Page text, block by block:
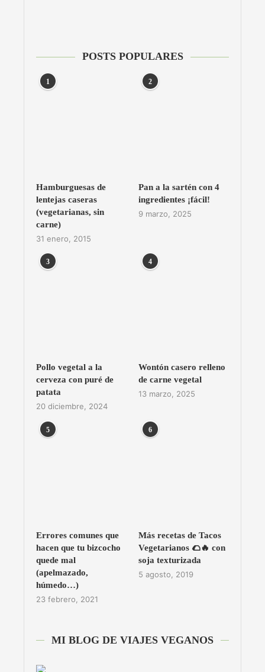
POSTS POPULARES
1
Hamburguesas de
lentejas caseras
(vegetarianas, sin
carne)
31 enero, 2015
2
Pan a la sartén con 4
ingredientes ¡fácil!
9 marzo, 2025
3
Pollo vegetal a la
cerveza con puré de
patata
20 diciembre, 2024
4
Wontón casero relleno
de carne vegetal
13 marzo, 2025
5
Errores comunes que
hacen que tu bizcocho
quede mal
(apelmazado,
húmedo…)
23 febrero, 2021
6
Más recetas de Tacos
Vegetarianos 🌮🔥 con
soja texturizada
5 agosto, 2019
MI BLOG DE VIAJES VEGANOS